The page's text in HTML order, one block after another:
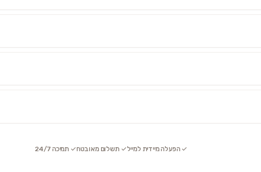
✓ הפעלה מיידית למייל✓ תשלום מאובטח✓ תמיכה 24/7